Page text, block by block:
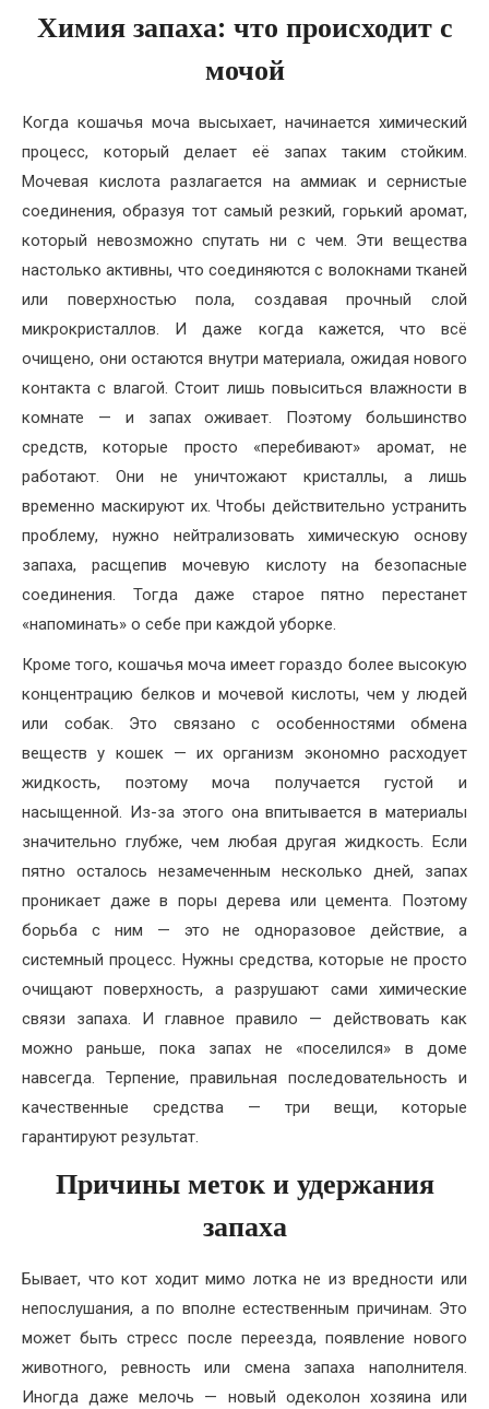
Химия запаха: что происходит с
мочой
Когда кошачья моча высыхает, начинается химический
процесс, который делает её запах таким стойким.
Мочевая кислота разлагается на аммиак и сернистые
соединения, образуя тот самый резкий, горький аромат,
который невозможно спутать ни с чем. Эти вещества
настолько активны, что соединяются с волокнами тканей
или поверхностью пола, создавая прочный слой
микрокристаллов. И даже когда кажется, что всё
очищено, они остаются внутри материала, ожидая нового
контакта с влагой. Стоит лишь повыситься влажности в
комнате — и запах оживает. Поэтому большинство
средств, которые просто «перебивают» аромат, не
работают. Они не уничтожают кристаллы, а лишь
временно маскируют их. Чтобы действительно устранить
проблему, нужно нейтрализовать химическую основу
запаха, расщепив мочевую кислоту на безопасные
соединения. Тогда даже старое пятно перестанет
«напоминать» о себе при каждой уборке.
Кроме того, кошачья моча имеет гораздо более высокую
концентрацию белков и мочевой кислоты, чем у людей
или собак. Это связано с особенностями обмена
веществ у кошек — их организм экономно расходует
жидкость, поэтому моча получается густой и
насыщенной. Из-за этого она впитывается в материалы
значительно глубже, чем любая другая жидкость. Если
пятно осталось незамеченным несколько дней, запах
проникает даже в поры дерева или цемента. Поэтому
борьба с ним — это не одноразовое действие, а
системный процесс. Нужны средства, которые не просто
очищают поверхность, а разрушают сами химические
связи запаха. И главное правило — действовать как
можно раньше, пока запах не «поселился» в доме
навсегда. Терпение, правильная последовательность и
качественные средства — три вещи, которые
гарантируют результат.
Причины меток и удержания
запаха
Бывает, что кот ходит мимо лотка не из вредности или
непослушания, а по вполне естественным причинам. Это
может быть стресс после переезда, появление нового
животного, ревность или смена запаха наполнителя.
Иногда даже мелочь — новый одеколон хозяина или